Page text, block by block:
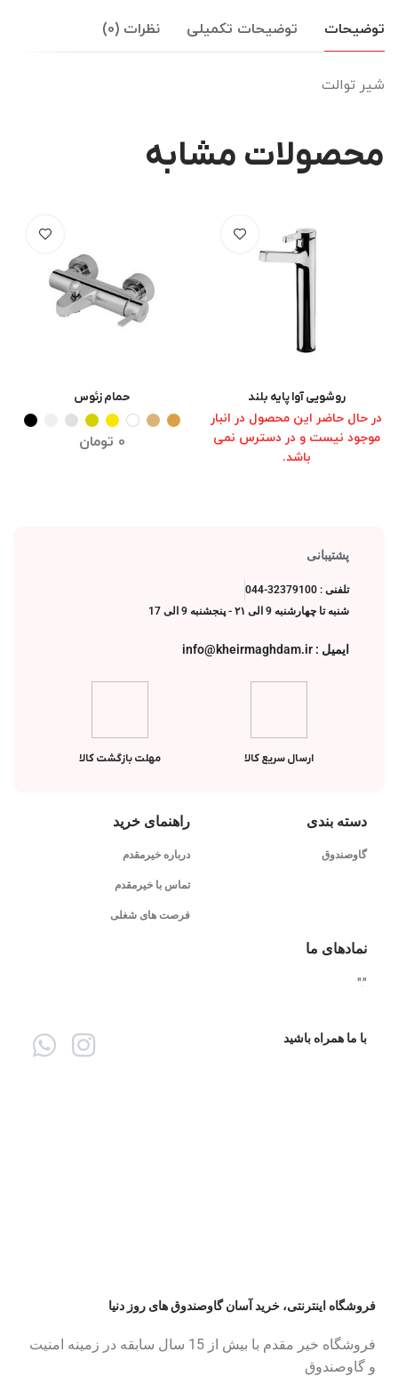
توضیحات توضیحات تکمیلی نظرات (0)
شیر توالت
محصولات مشابه
انتخاب گزینه ها
روشویی آوا پایه بلند
در حال حاضر این محصول در انبار
موجود نیست و در دسترس نمی
باشد.
انتخاب گزینه ها
حمام زئوس
0 تومان
پشتیبانی
تلفنی : 32379100-044
شنبه تا چهارشنبه 9 الی ۲۱ - پنجشنبه 9 الی 17
ایمیل : info@kheirmaghdam.ir
ارسال سریع کالا مهلت بازگشت کالا
دسته بندی
گاوصندوق
راهنمای خرید
درباره خیرمقدم
تماس با خیرمقدم
فرصت های شغلی
نمادهای ما
"
"
با ما همراه باشید
فروشگاه اینترنتی، خرید آسان گاوصندوق های روز دنیا
فروشگاه خیر مقدم با بیش از 15 سال سابقه در زمینه امنیت
و گاوصندوق